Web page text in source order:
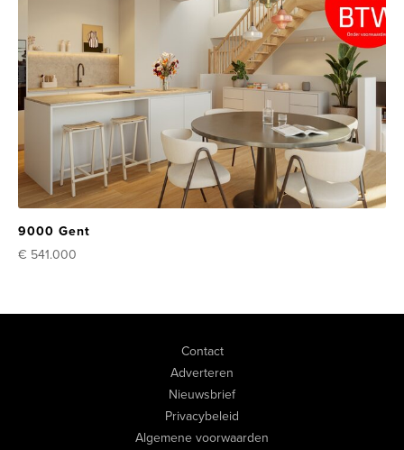
9000 Gent
€ 541.000
Contact
Adverteren
Nieuwsbrief
Privacybeleid
Algemene voorwaarden